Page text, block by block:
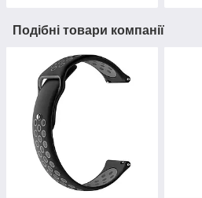
Подібні товари компанії